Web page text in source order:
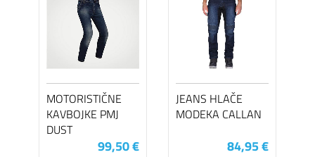
MOTORISTIČNE
KAVBOJKE PMJ
DUST
99,50 €
JEANS HLAČE
MODEKA CALLAN
84,95 €